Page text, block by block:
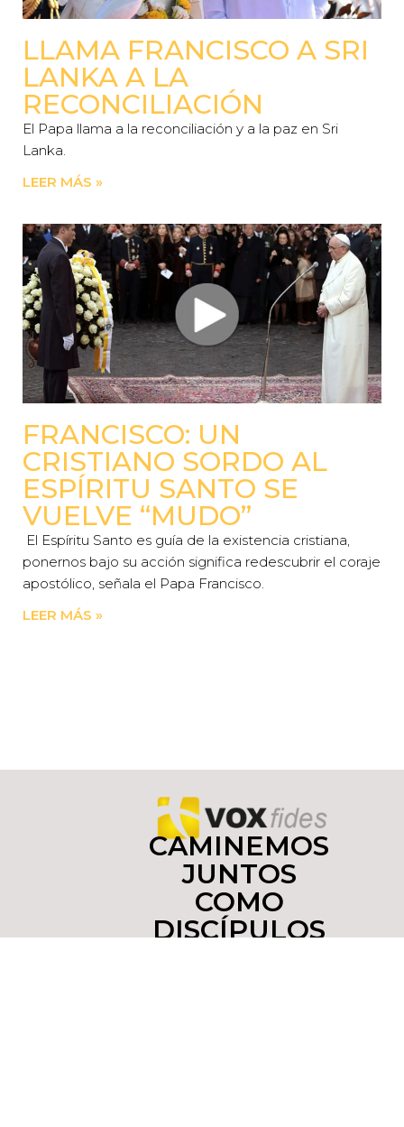
LLAMA FRANCISCO A SRI
LANKA A LA
RECONCILIACIÓN
El Papa llama a la reconciliación y a la paz en Sri
Lanka.
LEER MÁS »
FRANCISCO: UN
CRISTIANO SORDO AL
ESPÍRITU SANTO SE
VUELVE “MUDO”
El Espíritu Santo es guía de la existencia cristiana,
ponernos bajo su acción significa redescubrir el coraje
apostólico, señala el Papa Francisco.
LEER MÁS »
CAMINEMOS
JUNTOS
COMO
DISCÍPULOS